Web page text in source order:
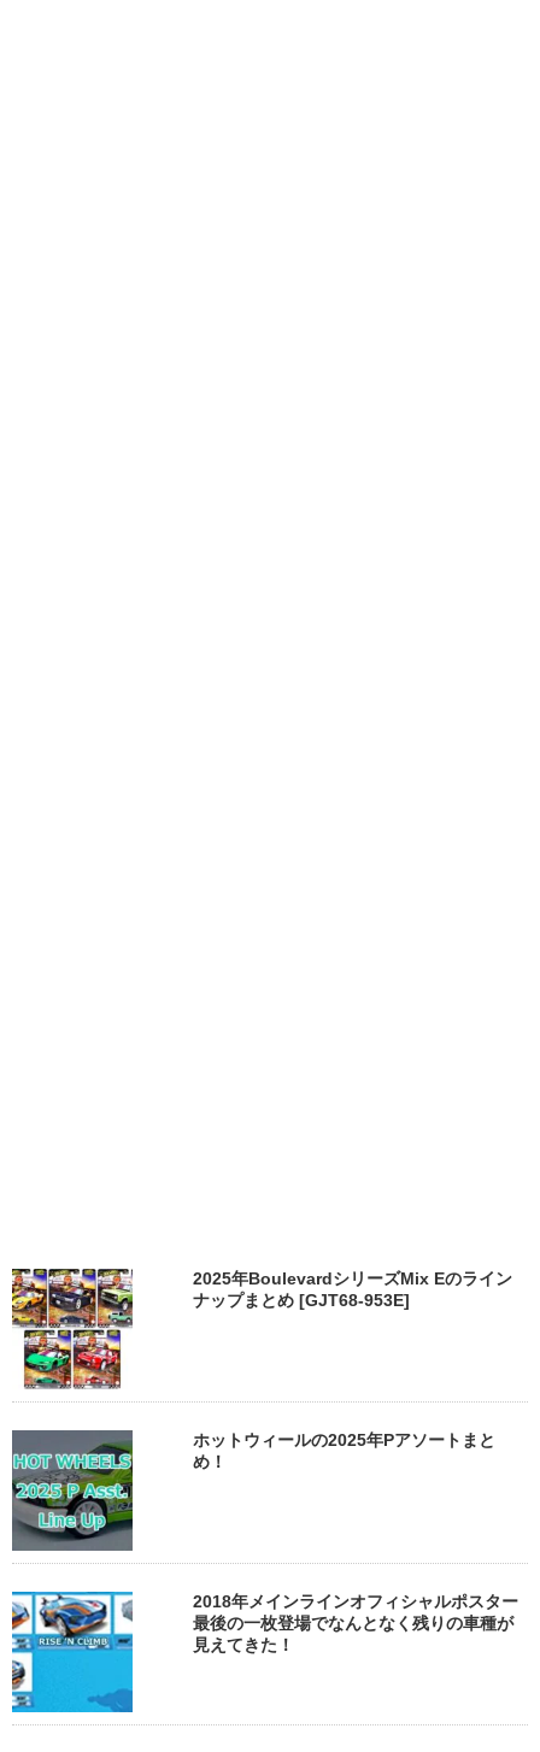
2025年BoulevardシリーズMix Eのライン
ナップまとめ [GJT68-953E]
ホットウィールの2025年Pアソートまと
め！
2018年メインラインオフィシャルポスター
最後の一枚登場でなんとなく残りの車種が
見えてきた！